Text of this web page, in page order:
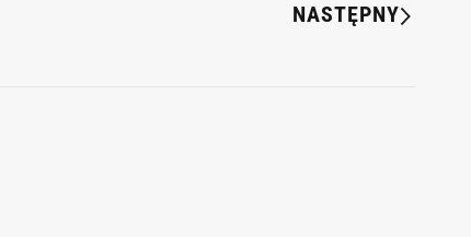
NASTĘPNY